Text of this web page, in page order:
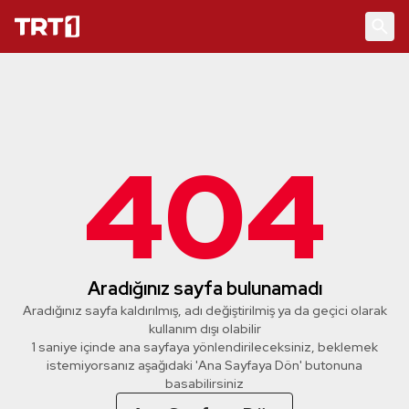
404
Aradığınız sayfa bulunamadı
Aradığınız sayfa kaldırılmış, adı değiştirilmiş ya da geçici olarak
kullanım dışı olabilir
1 saniye içinde ana sayfaya yönlendirileceksiniz, beklemek
istemiyorsanız aşağıdaki 'Ana Sayfaya Dön' butonuna
basabilirsiniz